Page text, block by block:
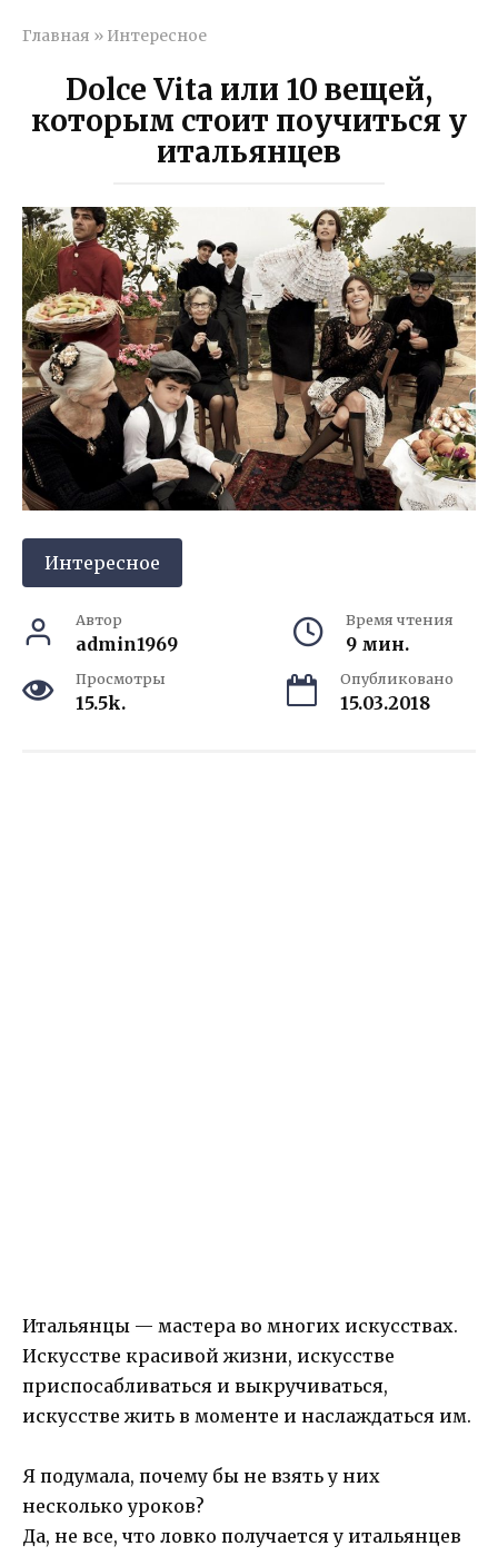
Главная » Интересное
Dolce Vita или 10 вещей,
которым стоит поучиться у
итальянцев
Интересное
Автор
admin1969
Время чтения
9 мин.
Просмотры
15.5k.
Опубликовано
15.03.2018
Итальянцы — мастера во многих искусствах.
Искусстве красивой жизни, искусстве
приспосабливаться и выкручиваться,
искусстве жить в моменте и наслаждаться им.
Я подумала, почему бы не взять у них
несколько уроков?
Да, не все, что ловко получается у итальянцев